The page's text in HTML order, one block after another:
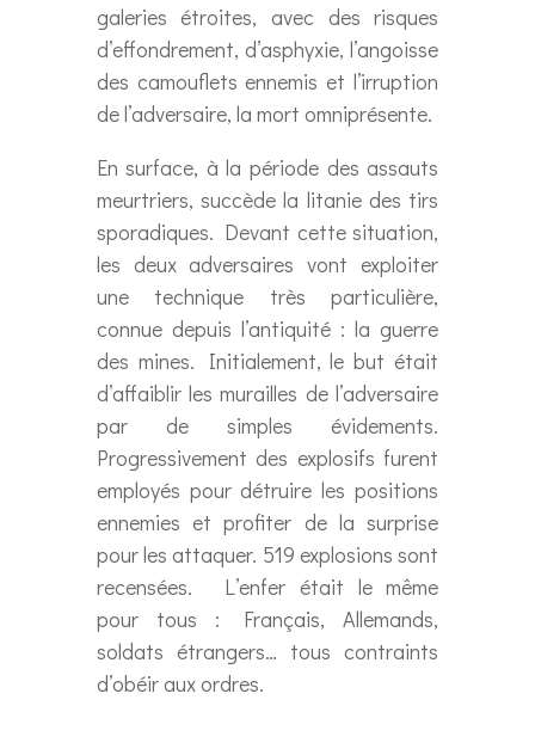
galeries étroites, avec des risques
d’effondrement, d’asphyxie, l’angoisse
des camouflets ennemis et l’irruption
de l’adversaire, la mort omniprésente.
En surface, à la période des assauts
meurtriers, succède la litanie des tirs
sporadiques. Devant cette situation,
les deux adversaires vont exploiter
une technique très particulière,
connue depuis l’antiquité : la guerre
des mines. Initialement, le but était
d’affaiblir les murailles de l’adversaire
par de simples évidements.
Progressivement des explosifs furent
employés pour détruire les positions
ennemies et profiter de la surprise
pour les attaquer. 519 explosions sont
recensées. L’enfer était le même
pour tous : Français, Allemands,
soldats étrangers… tous contraints
d’obéir aux ordres.